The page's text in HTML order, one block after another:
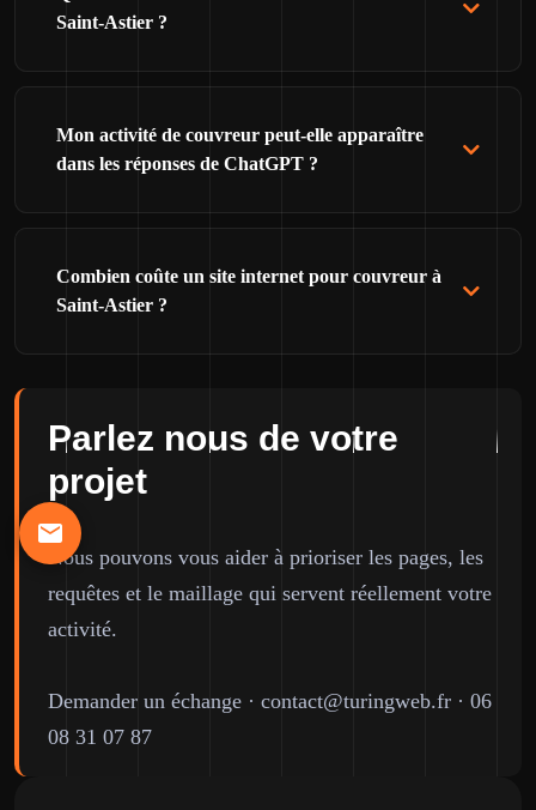
Saint-Astier ?
Mon activité de couvreur peut-elle apparaître
dans les réponses de ChatGPT ?
Combien coûte un site internet pour couvreur à
Saint-Astier ?
Parlez nous de votre
projet
Nous pouvons vous aider à prioriser les pages, les
requêtes et le maillage qui servent réellement votre
activité.
Demander un échange · contact@turingweb.fr · 06
08 31 07 87